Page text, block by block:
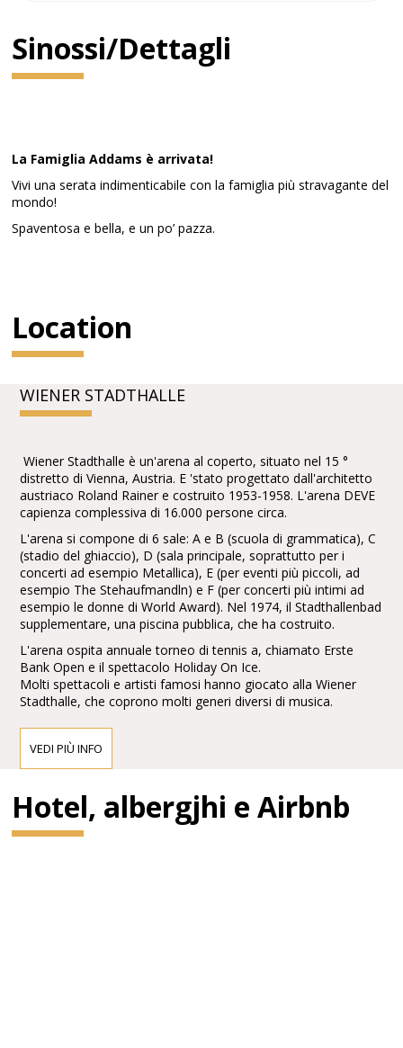
Sinossi/Dettagli
La Famiglia Addams è arrivata!
Vivi una serata indimenticabile con la famiglia più stravagante del
mondo!
Spaventosa e bella, e un po’ pazza.
Location
WIENER STADTHALLE
Wiener Stadthalle è un'arena al coperto, situato nel 15 °
distretto di Vienna, Austria. E 'stato progettato dall'architetto
austriaco Roland Rainer e costruito 1953-1958. L'arena DEVE
capienza complessiva di 16.000 persone circa.
L'arena si compone di 6 sale: A e B (scuola di grammatica), C
(stadio del ghiaccio), D (sala principale, soprattutto per i
concerti ad esempio Metallica), E (per eventi più piccoli, ad
esempio The Stehaufmandln) e F (per concerti più intimi ad
esempio le donne di World Award). Nel 1974, il Stadthallenbad
supplementare, una piscina pubblica, che ha costruito.
L'arena ospita annuale torneo di tennis a, chiamato Erste
Bank Open e il spettacolo Holiday On Ice.
Molti spettacoli e artisti famosi hanno giocato alla Wiener
Stadthalle, che coprono molti generi diversi di musica.
VEDI PIÙ INFO
Hotel, albergjhi e Airbnb